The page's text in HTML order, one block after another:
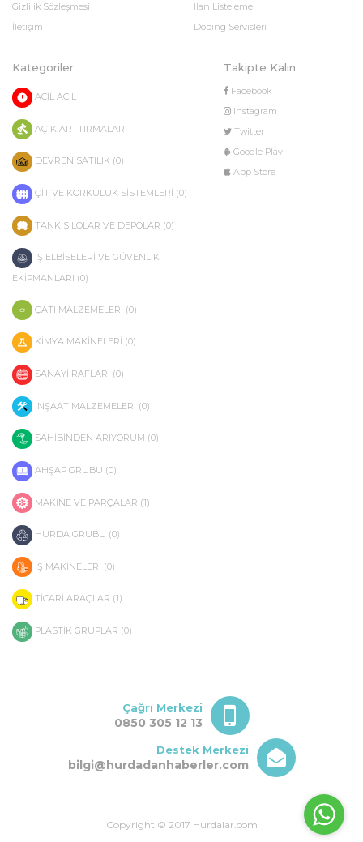
Gizlilik Sözleşmesi
İletişim
İlan Listeleme
Doping Servisleri
Kategoriler
ACİL ACİL
AÇIK ARTTIRMALAR
DEVREN SATILIK (0)
ÇİT VE KORKULUK SİSTEMLERİ (0)
TANK SİLOLAR VE DEPOLAR (0)
İŞ ELBİSELERİ VE GÜVENLİK
EKİPMANLARI (0)
ÇATI MALZEMELERİ (0)
KİMYA MAKİNELERİ (0)
SANAYİ RAFLARI (0)
İNŞAAT MALZEMELERİ (0)
SAHİBİNDEN ARIYORUM (0)
AHŞAP GRUBU (0)
MAKİNE VE PARÇALAR (1)
HURDA GRUBU (0)
İŞ MAKİNELERİ (0)
TİCARİ ARAÇLAR (1)
PLASTİK GRUPLAR (0)
Takipte Kalın
Facebook
Instagram
Twitter
Google Play
App Store
Çağrı Merkezi
0850 305 12 13
Destek Merkezi
bilgi@hurdadanhaberler.com
Copyright © 2017 Hurdalar.com